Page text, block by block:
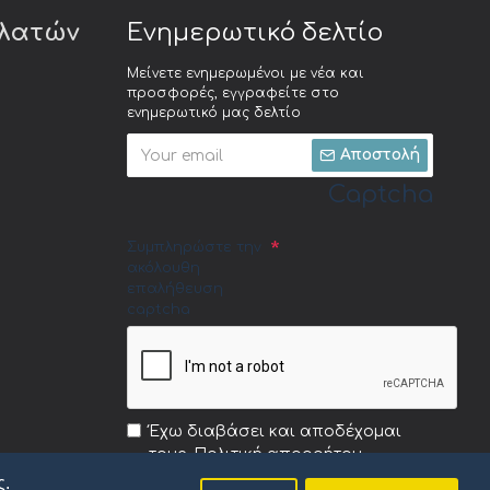
Ενημερωτικό δελτίο
Μείνετε ενημερωμένοι με νέα και
προσφορές, εγγραφείτε στο
ενημερωτικό μας δελτίο
Αποστολή
Captcha
Συμπληρώστε την
ακόλουθη
επαλήθευση
captcha
Έχω διαβάσει και αποδέχομαι
τους Πολιτική απορρήτου